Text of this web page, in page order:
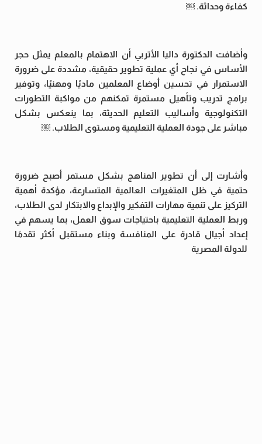
كفاءة وحداثة. ￼
وأضافت الدكتورة داليا الأتربي أن الاهتمام بالمعلم يمثل حجر
الأساس في نجاح أي عملية تطوير حقيقية، مشددة على ضرورة
الاستمرار في تحسين أوضاع المعلمين ماديًا ومهنيًا، وتوفير
برامج تدريب وتأهيل مستمرة تمكنهم من مواكبة التطورات
التكنولوجية وأساليب التعليم الحديثة، بما ينعكس بشكل
مباشر على جودة العملية التعليمية ومستوى الطلاب. ￼
وأشارت إلى أن تطوير المناهج بشكل مستمر أصبح ضرورة
حتمية في ظل المتغيرات العالمية المتسارعة، مؤكدة أهمية
التركيز على تنمية مهارات التفكير والإبداع والابتكار لدى الطلاب،
وربط العملية التعليمية باحتياجات سوق العمل، بما يسهم في
إعداد أجيال قادرة على المنافسة وبناء مستقبل أكثر تقدمًا
للدولة المصرية